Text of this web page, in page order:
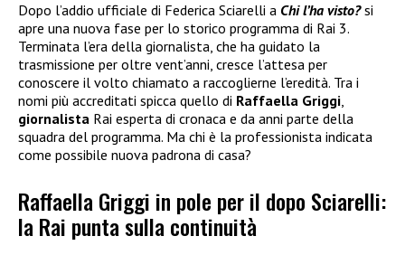
Dopo l’addio ufficiale di Federica Sciarelli a Chi l’ha visto?si
apre una nuova fase per lo storico programma di Rai 3.
Terminata l’era della giornalista, che ha guidato la
trasmissione per oltre vent’anni, cresce l’attesa per
conoscere il volto chiamato a raccoglierne l’eredità. Tra i
nomi più accreditati spicca quello di Raffaella Griggi,
giornalista Rai esperta di cronaca e da anni parte della
squadra del programma. Ma chi è la professionista indicata
come possibile nuova padrona di casa?
Raffaella Griggi in pole per il dopo Sciarelli:
la Rai punta sulla continuità